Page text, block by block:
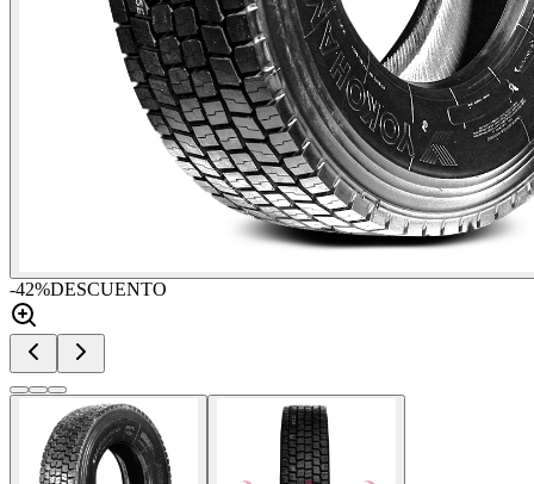
-42%DESCUENTO